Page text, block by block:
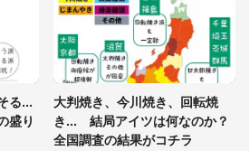
する」「本当に気持ち悪い」 道端でバ
てた〝野生の野菜〟に6.5万人戦慄
の私は新幹線で大パニック。隣席の青
繋いで』とお願いしたら...」 体験談に
る...
盛り
大判焼き、今川焼き、回転焼
き... 結局アイツは何なのか？
全国調査の結果がコチラ